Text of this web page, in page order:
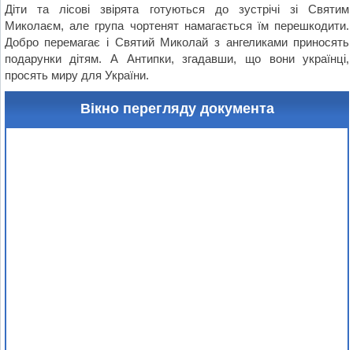
Діти та лісові звірята готуються до зустрічі зі Святим
Миколаєм, але група чортенят намагається їм перешкодити.
Добро перемагає і Святий Миколай з ангеликами приносять
подарунки дітям. А Антипки, згадавши, що вони українці,
просять миру для України.
Вікно перегляду документа